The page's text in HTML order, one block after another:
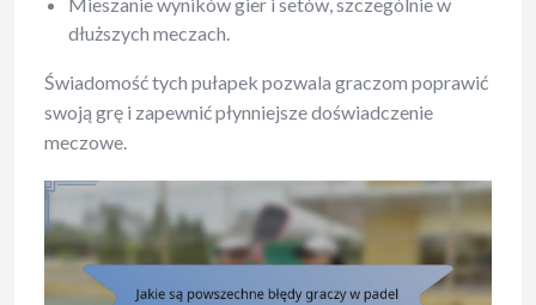
dłuższych meczach.
Świadomość tych pułapek pozwala graczom poprawić
swoją grę i zapewnić płynniejsze doświadczenie
meczowe.